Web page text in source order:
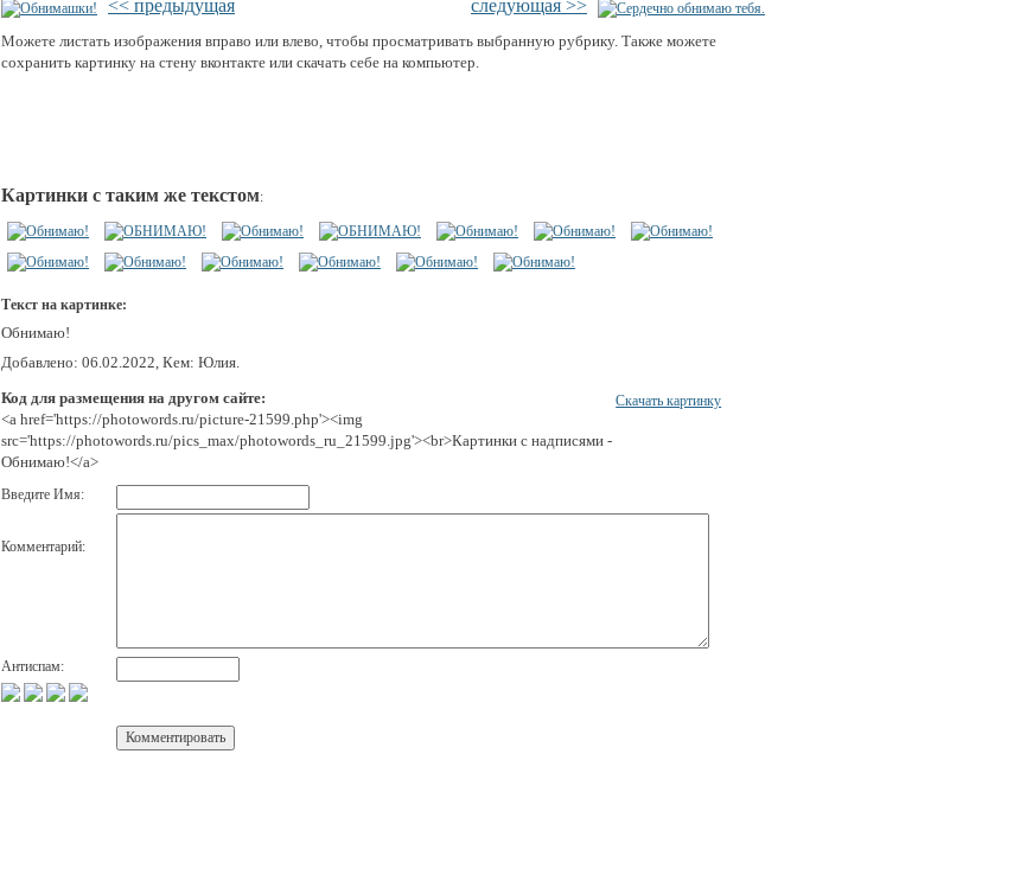
<< предыдущая следующая >>
Можете листать изображения вправо или влево, чтобы просматривать выбранную рубрику. Также можете
сохранить картинку на стену вконтакте или скачать себе на компьютер.
Картинки с таким же текстом:
Текст на картинке:
Обнимаю!
Добавлено: 06.02.2022, Кем: Юлия.
Код для размещения на другом сайте:
<a href='https://photowords.ru/picture-21599.php'><img
src='https://photowords.ru/pics_max/photowords_ru_21599.jpg'><br>Картинки с надписями -
Обнимаю!</a>
Скачать картинку
Введите Имя:
Комментарий:
Антиспам: